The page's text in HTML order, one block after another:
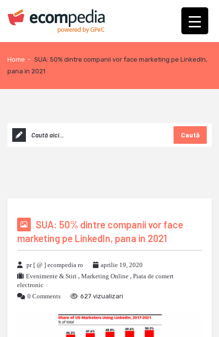
Home - SUA: 50% dintre companii vor face marketing pe LinkedIn,
pana in 2021
Caută
SUA: 50% dintre companii vor face
marketing pe LinkedIn, pana in 2021
pr [ @ ] ecompedia ro
aprilie 19, 2020
Evenimente & Stiri , Marketing Online , Piata de comert
electronic
0 Comments
627 vizualizari